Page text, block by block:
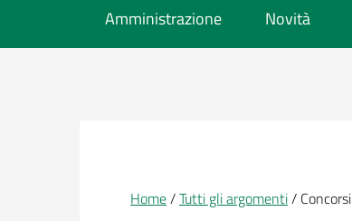
Amministrazione Novità
Briciole di pane
Home Tutti gli argomenti Concorsi